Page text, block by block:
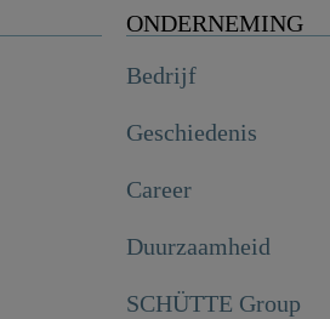
ONDERNEMING
Bedrijf
Geschiedenis
Career
Duurzaamheid
SCHÜTTE Group